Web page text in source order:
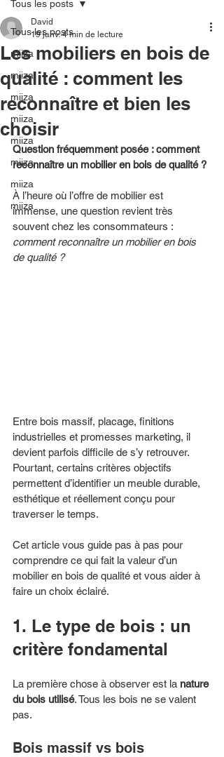
Tous les posts
miiza
miiza
miiza
miiza
miiza
miiza
miiza
miiza
Tous les posts
Les mobiliers en bois de
qualité : comment les
reconnaître et bien les
choisir
David
19 janv. 4 min de lecture
Question fréquemment posée : comment
reconnaître un mobilier en bois de qualité ?
À l’heure où l’offre de mobilier est
immense, une question revient très
souvent chez les consommateurs :
comment reconnaître un mobilier en bois
de qualité ?
Entre bois massif, placage, finitions
industrielles et promesses marketing, il
devient parfois difficile de s’y retrouver.
Pourtant, certains critères objectifs
permettent d’identifier un meuble durable,
esthétique et réellement conçu pour
traverser le temps.
Cet article vous guide pas à pas pour
comprendre ce qui fait la valeur d’un
mobilier en bois de qualité et vous aider à
faire un choix éclairé.
1. Le type de bois : un
critère fondamental
La première chose à observer est la nature
du bois utilisé. Tous les bois ne se valent
pas.
Bois massif vs bois